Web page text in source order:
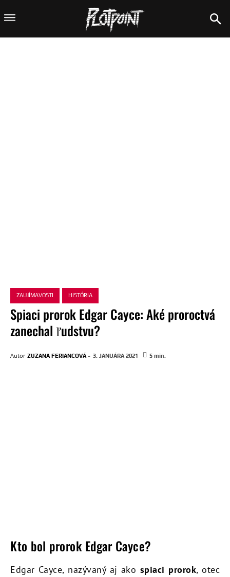
ZAUJÍMAVOSTI HISTÓRIA
Spiaci prorok Edgar Cayce: Aké proroctvá
zanechal ľudstvu?
Autor ZUZANA FERIANCOVÁ - 3. JANUÁRA 2021 5 min.
Kto bol prorok Edgar Cayce?
Edgar Cayce, nazývaný aj ako spiaci prorok, otec